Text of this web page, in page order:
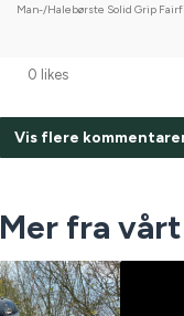
Man-/Halebørste Solid Grip
0 likes
Vis flere
Mer fra